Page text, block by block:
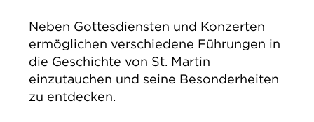
Neben Gottesdiensten und Konzerten
ermöglichen verschiedene Führungen in
die Geschichte von St. Martin
einzutauchen und seine Besonderheiten
zu entdecken.